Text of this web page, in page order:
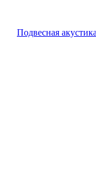
Подвесная акустика